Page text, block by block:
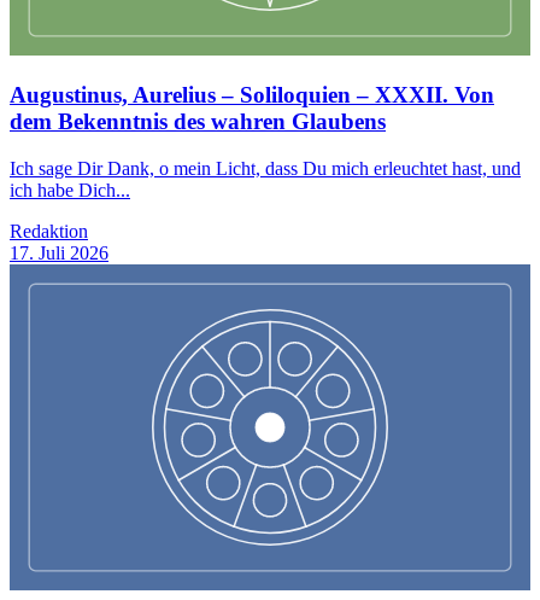
Augustinus, Aurelius – Soliloquien – XXXII. Von
dem Bekenntnis des wahren Glaubens
Ich sage Dir Dank, o mein Licht, dass Du mich erleuchtet hast, und
ich habe Dich...
Redaktion
17. Juli 2026